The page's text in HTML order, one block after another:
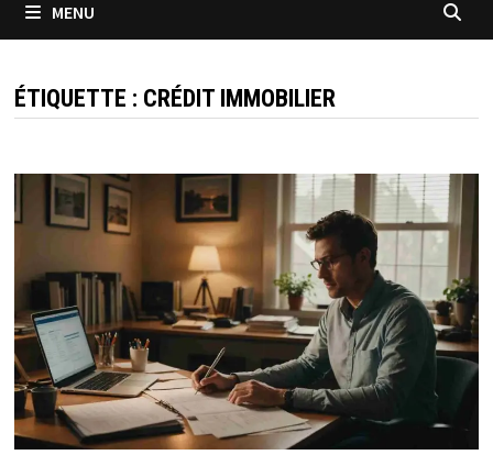
MENU
ÉTIQUETTE : CRÉDIT IMMOBILIER